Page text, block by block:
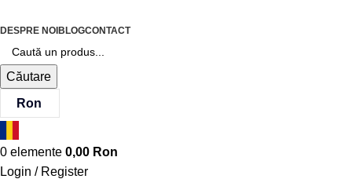
DESPRE NOI BLOGCONTACT
Căutare
Ron
0 elemente 0,00 Ron
Login / Register